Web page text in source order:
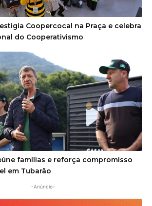
Coopercocal na Praça e celebra
do Cooperativismo
famílias e reforça compromisso
em Tubarão
-Anúncio-